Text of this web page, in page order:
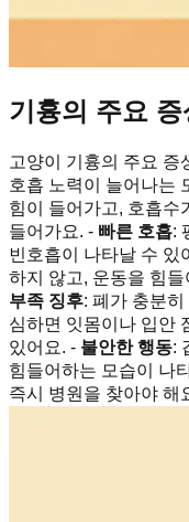
기흉의 주요
고양이 기흉의 주요 증
호흡 노력이 늘어나는
힘이 들어가고, 호흡수
들어가요. - 빠른 호흡:
빈호흡이 나타날 수 있
하지 않고, 운동을 힘
부족 징후: 폐가 충분히
심하면 잇몸이나 입안
있어요. - 불안한 행동:
힘들어하는 모습이 나
즉시 병원을 찾아야 해